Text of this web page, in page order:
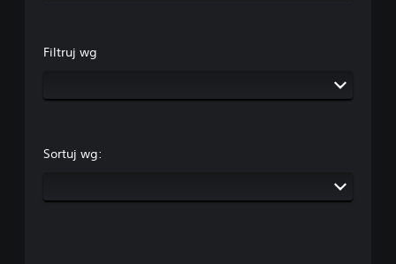
Filtruj wg
Sortuj wg: